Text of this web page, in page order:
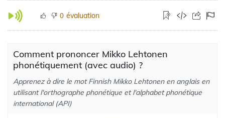
0 évaluation
Comment prononcer Mikko Lehtonen
phonétiquement (avec audio) ?
Apprenez à dire le mot Finnish Mikko Lehtonen en anglais en
utilisant l'orthographe phonétique et l'alphabet phonétique
international (API)